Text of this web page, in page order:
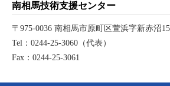
南相馬技術支援センター
〒975-0036 南相馬市原町区萱浜字新赤沼
Tel：0244-25-3060（代表）
Fax：0244-25-3061